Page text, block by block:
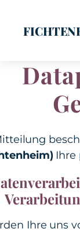
Ihre
Ihre uns